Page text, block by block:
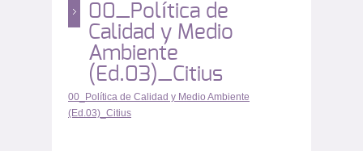
00_Política de
Calidad y Medio
Ambiente
(Ed.03)_Citius
00_Política de Calidad y Medio Ambiente
(Ed.03)_Citius